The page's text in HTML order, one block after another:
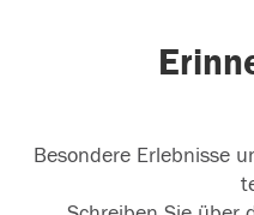
Besondere Erlebnisse